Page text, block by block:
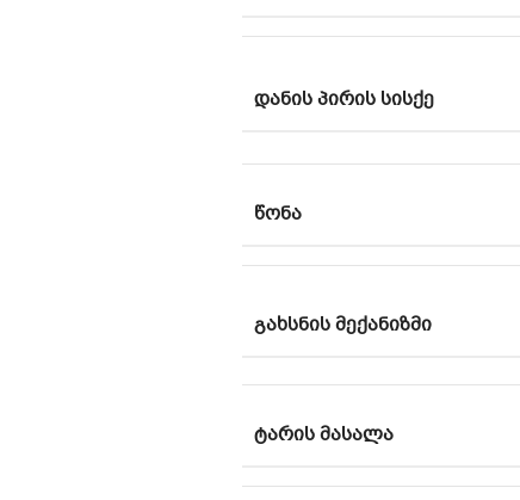
ᲓᲐᲜᲘᲡ ᲞᲘᲠᲘᲡ ᲡᲘᲡᲥᲔ
ᲬᲝᲜᲐ
ᲒᲐᲮᲡᲜᲘᲡ ᲛᲔᲥᲐᲜᲘᲖᲛᲘ
ᲢᲐᲠᲘᲡ ᲛᲐᲡᲐᲚᲐ